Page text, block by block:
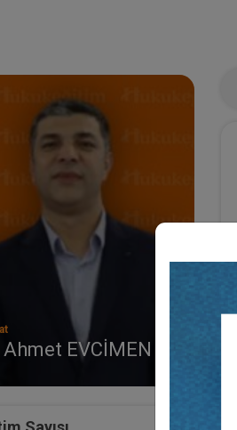
Ahmet EVCİMEN